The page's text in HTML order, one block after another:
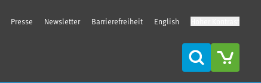
Presse Newsletter Barrierefreiheit English
Suche